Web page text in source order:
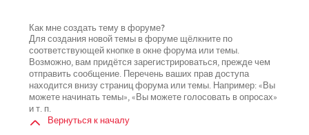
Как мне создать тему в форуме?
Для создания новой темы в форуме щёлкните по
соответствующей кнопке в окне форума или темы.
Возможно, вам придётся зарегистрироваться, прежде чем
отправить сообщение. Перечень ваших прав доступа
находится внизу страниц форума или темы. Например: «Вы
можете начинать темы», «Вы можете голосовать в опросах»
и т. п.
Вернуться к началу